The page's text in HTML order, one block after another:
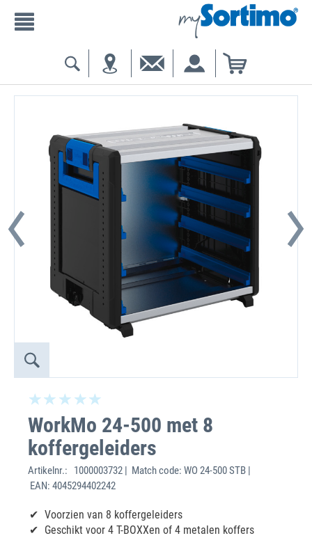
WorkMo 24-500 met 8
koffergeleiders
Artikelnr.:
1000003732 | Match code: WO 24-500 STB |
EAN: 4045294402242
Voorzien van 8 koffergeleiders
Geschikt voor 4 T-BOXXen of 4 metalen koffers